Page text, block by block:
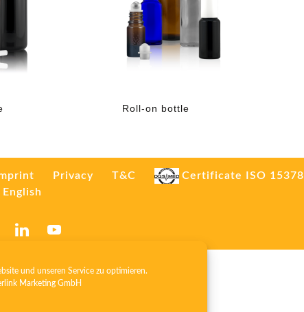
und unseren Service zu optimieren.
Marketing GmbH
Roll-on bottle
Privacy T&C Certificate ISO 15378
English